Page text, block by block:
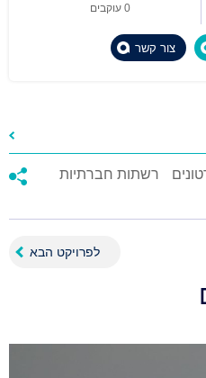
0 עוקבים
צור קשר
רשתות חברתיות
לפרויקט הבא